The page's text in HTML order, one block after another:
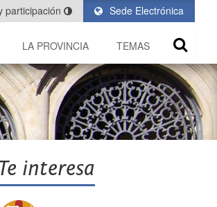
Sede Electrónica
participación
LA PROVINCIA TEMAS
interesa